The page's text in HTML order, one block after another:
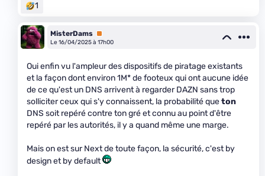
1
MisterDams Premium
Le 16/04/2025 à 17h00
Oui enfin vu l'ampleur des dispositifs de piratage existants
et la façon dont environ 1M* de footeux qui ont aucune idée
de ce qu'est un DNS arrivent à regarder DAZN sans trop
solliciter ceux qui s'y connaissent, la probabilité queton
DNS soit repéré contre ton gré et connu au point d'être
repéré par les autorités, il y a quand même une marge.
Mais on est sur Next de toute façon, la sécurité, c'est by
design et by default